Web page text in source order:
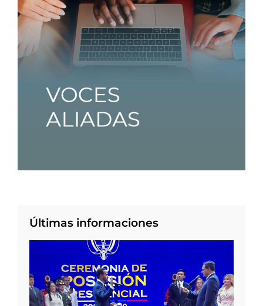
Últimas informaciones